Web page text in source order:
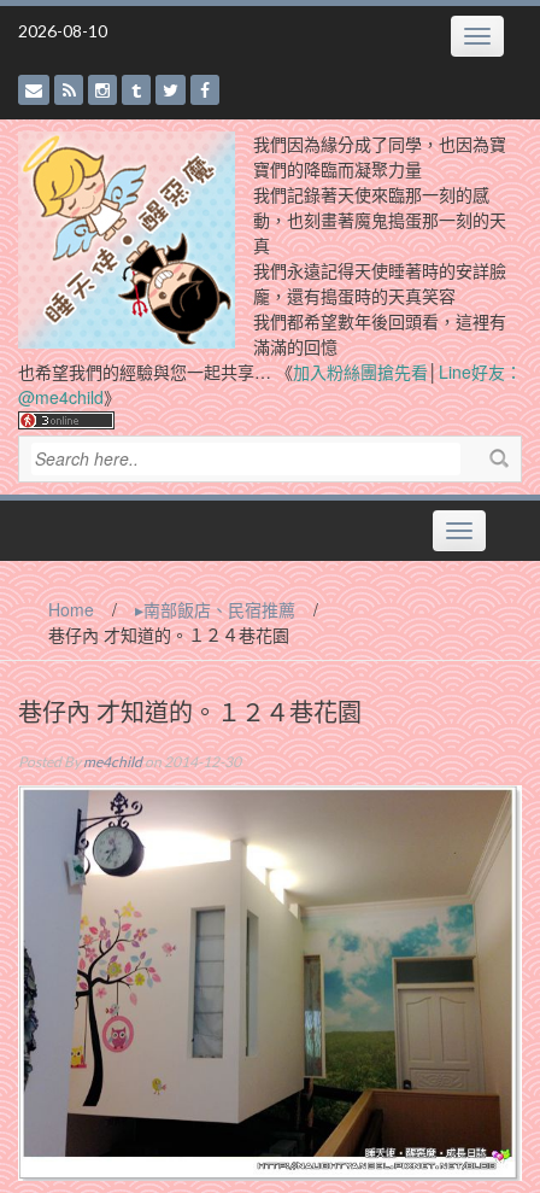
Skip
2026-08-10 Toggle
我們因為緣分成了同學，也因為寶
寶們的降臨而凝聚力量
我們記錄著天使來臨那一刻的感
動，也刻畫著魔鬼搗蛋那一刻的天
真
我們永遠記得天使睡著時的安詳臉
龐，還有搗蛋時的天真笑容
我們都希望數年後回頭看，這裡有
滿滿的回憶
也希望我們的經驗與您一起共享… 《加入粉絲團搶先看│Line好友：
@me4child》
Toggle
navigation
Home / ▸南部飯店、民宿推薦
/
巷仔內 才知道的。１２４巷花園
巷仔內 才知道的。１２４巷花園
Posted Byme4childon 2014-12-30